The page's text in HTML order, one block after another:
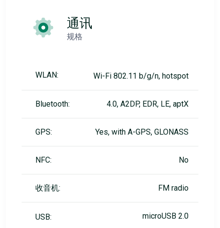
通讯
规格
WLAN: Wi-Fi 802.11 b/g/n, hotspot
Bluetooth: 4.0, A2DP, EDR, LE, aptX
GPS: Yes, with A-GPS, GLONASS
NFC: No
收音机: FM radio
USB: microUSB 2.0